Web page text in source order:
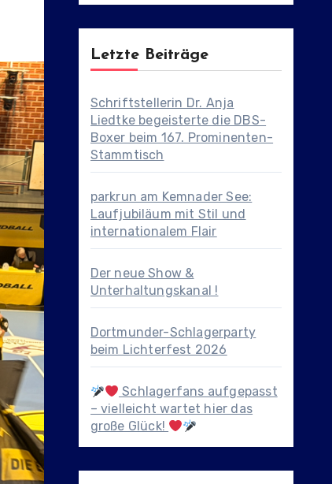
Letzte Beiträge
Schriftstellerin Dr. Anja
Liedtke begeisterte die DBS-
Boxer beim 167. Prominenten-
Stammtisch
parkrun am Kemnader See:
Laufjubiläum mit Stil und
internationalem Flair
Der neue Show &
Unterhaltungskanal !
Dortmunder-Schlagerparty
beim Lichterfest 2026
Schlagerfans aufgepasst
– vielleicht wartet hier das
große Glück!